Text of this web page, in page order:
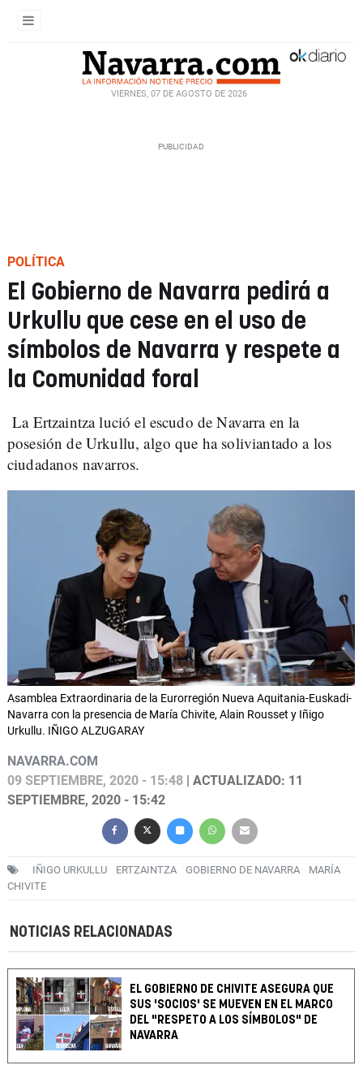
VIERNES, 07 DE AGOSTO DE 2026
POLÍTICA
El Gobierno de Navarra pedirá a
Urkullu que cese en el uso de
símbolos de Navarra y respete a
la Comunidad foral
La Ertzaintza lució el escudo de Navarra en la
posesión de Urkullu, algo que ha soliviantado a los
ciudadanos navarros.
Asamblea Extraordinaria de la Eurorregión Nueva Aquitania-Euskadi-
Navarra con la presencia de María Chivite, Alain Rousset y Iñigo
Urkullu. IÑIGO ALZUGARAY
NAVARRA.COM
09 SEPTIEMBRE, 2020 - 15:48 | ACTUALIZADO: 11
SEPTIEMBRE, 2020 - 15:42
IÑIGO URKULLU ERTZAINTZA GOBIERNO DE NAVARRA
MARÍA
CHIVITE
NOTICIAS RELACIONADAS
EL GOBIERNO DE CHIVITE ASEGURA QUE
SUS 'SOCIOS' SE MUEVEN EN EL MARCO
DEL "RESPETO A LOS SÍMBOLOS" DE
NAVARRA